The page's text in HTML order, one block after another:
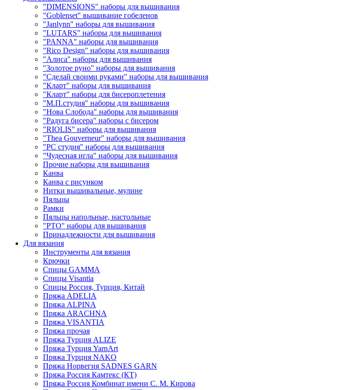
"DIMENSIONS" наборы для вышивания
"Goblenset" вышивание гобеленов
"Janlynn" наборы для вышивания
"LUTARS" наборы для вышивания
"PANNA" наборы для вышивания
"Rico Design" наборы для вышивания
"Алиса" наборы для вышивания
"Золотое руно" наборы для вышивания
"Сделай своими руками" наборы для вышивания
"Кларт" наборы для вышивания
"Кларт" наборы для бисероплетения
"М.П.студия" наборы для вышивания
"Нова Слобода" наборы для вышивания
"Радуга бисера" наборы с бисером
"RIOLIS" наборы для вышивания
"Thea Gouverneur" наборы для вышивания
"РС студия" наборы для вышивания
"Чудесная игла" наборы для вышивания
Прочие наборы для вышивания
Канва
Канва с рисунком
Нитки вышивальные, мулине
Пяльцы
Рамки
Пяльцы напольные, настольные
"РТО" наборы для вышивания
Принадлежности для вышивания
Для вязания
Инструменты для вязания
Крючки
Спицы GAMMA
Спицы Visantia
Спицы Россия, Турция, Китай
Пряжа ADELIA
Пряжа ALPINA
Пряжа ARACHNA
Пряжа VISANTIA
Пряжа прочая
Пряжа Турция ALIZE
Пряжа Турция YarnArt
Пряжа Турция NAKO
Пряжа Норвегия SADNES GARN
Пряжа Россия Камтекс (КТ)
Пряжа Россия Комбинат имени С. М. Кирова